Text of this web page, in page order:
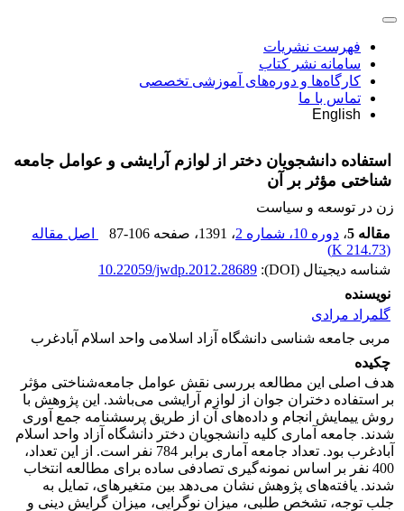
فهرست نشریات
سامانه نشر کتاب
کارگاه‌ها و دوره‌های آموزشی تخصصی
تماس با ما
English
استفاده دانشجویان دختر از لوازم آرایشی و عوامل جامعه
شناختی مؤثر بر آن
زن در توسعه و سیاست
مقاله 5
، دوره 10، شماره 2 ، 1391 ، صفحه 87-106
اصل مقاله
(
214.73 K
)
شناسه دیجیتال (DOI):
10.22059/jwdp.2012.28689
نویسنده
گلمراد مرادی
مربی جامعه شناسی دانشگاه آزاد اسلامی واحد اسلام آبادغرب
چکیده
هدف اصلی این مطالعه بررسی نقش عوامل جامعه‌شناختی مؤثر
بر استفاده دختران جوان از لوازم آرایشی می‌باشد. این پژوهش با
روش ییمایش انجام و داده‌های آن از طریق پرسشنامه جمع آوری
شدند. جامعه آماری کلیه دانشجویان دختر دانشگاه آزاد واحد اسلام
آبادغرب بود. تعداد جامعه آماری برابر 784 نفر است. از این تعداد،
400 نفر بر اساس نمونه‌گیری تصادفی ساده برای مطالعه انتخاب
شدند. یافته‌های پژوهش نشان می‌دهد بین متغیرهای، تمایل به
جلب توجه، تشخص طلبی، میزان نوگرایی، میزان گرایش‌ دینی و